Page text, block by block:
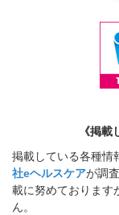
《掲
掲載している各種情
社eヘルスケアが調
載に努めております
ん。